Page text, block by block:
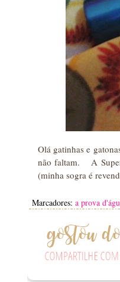
Olá gatinhas e
não faltam. A Super
(minha sogra é
Marcadores: a prova